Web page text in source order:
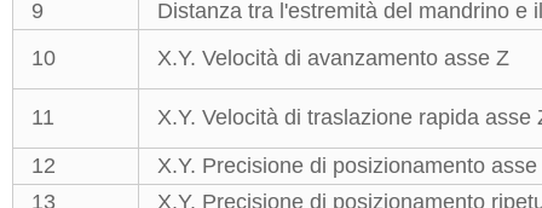
9
Distanza tra l'estremità del mandrino e
10
X.Y. Velocità di avanzamento asse Z
11
X.Y. Velocità di traslazione rapida asse
12
X.Y. Precisione di posizionamento asse
13
X.Y. Precisione di posizionamento